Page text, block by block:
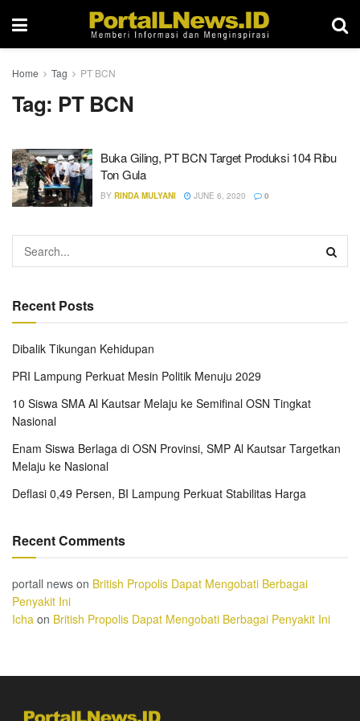
Home Tag PT BCN
Tag: PT BCN
Buka Giling, PT BCN Target Produksi 104 Ribu
Ton Gula
BY RINDA MULYANI JUNE 6, 2020 0
Recent Posts
Dibalik Tikungan Kehidupan
PRI Lampung Perkuat Mesin Politik Menuju 2029
10 Siswa SMA Al Kautsar Melaju ke Semifinal OSN Tingkat
Nasional
Enam Siswa Berlaga di OSN Provinsi, SMP Al Kautsar Targetkan
Melaju ke Nasional
Deflasi 0,49 Persen, BI Lampung Perkuat Stabilitas Harga
Recent Comments
portall news on British Propolis Dapat Mengobati Berbagai
Penyakit Ini
Icha on British Propolis Dapat Mengobati Berbagai Penyakit Ini